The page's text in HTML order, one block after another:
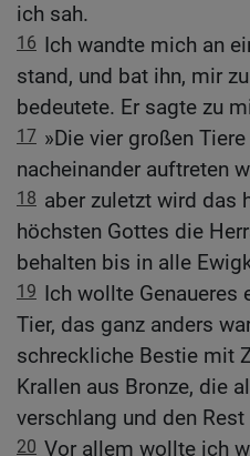
ich sah.
16 Ich wandte mich an
stand, und bat ihn, mir
bedeutete. Er sagte zu
17 »Die vier großen
nacheinander auftreten
18 aber zuletzt wird das
höchsten Gottes die
behalten bis in alle
19 Ich wollte Genaueres
Tier, das ganz anders
schreckliche Bestie mit
Krallen aus Bronze, die
verschlang und den
20 Vor allem wollte ich